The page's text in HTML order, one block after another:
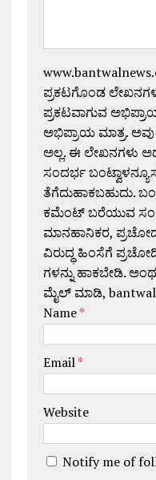
ಪ್ರಕಟಗೊಂಡ
ಪ್ರಕಟವಾಗುವ
ಅಭಿಪ್ರಾಯ ಮಾತ್ರ.
ಅಲ್ಲ. ಈ ಲೇಖನಗಳು
ಸಂದರ್ಭ
ತೆಗೆದುಹಾಕಬಹುದು.
ಕಮೆಂಟ್ ಬರೆಯುವ
ಮಾನಹಾನಿಕರ,
ವಿರುದ್ಧ ಹಿಂಸೆಗೆ
ಗಳನ್ನು ಹಾಕಬೇಡಿ.
ಮೈಲ್ ಮಾಡಿ,
Name*
Email*
Website
Notify me of